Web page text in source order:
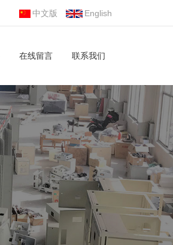
中文版 English
在线留言 联系我们